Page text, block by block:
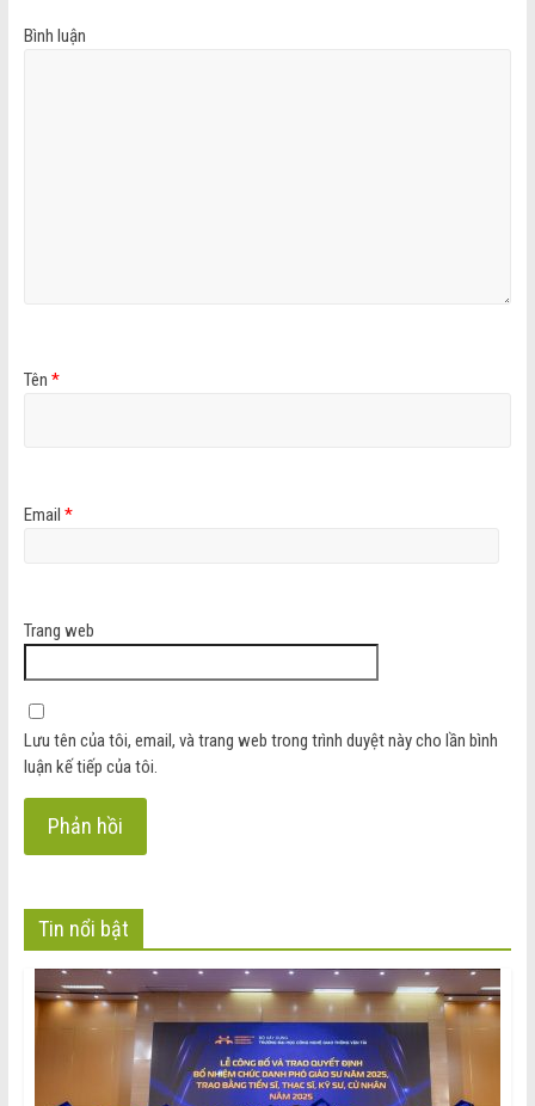
Bình luận
Tên *
Email *
Trang web
Lưu tên của tôi, email, và trang web trong trình duyệt này cho lần bình
luận kế tiếp của tôi.
Tin nổi bật